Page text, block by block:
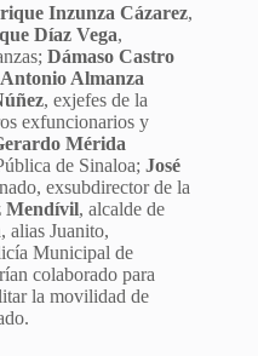
Inzunza Cázarez,
Díaz Vega,
Dámaso Castro
Almanza
, exjefes de la
exfuncionarios y
Mérida
de Sinaloa; José
exsubdirector de la
Mendívil, alcalde de
, alias Juanito,
Municipal de
colaborado para
la movilidad de